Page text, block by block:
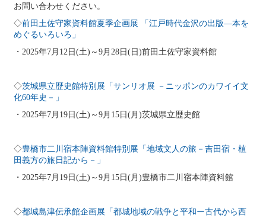
お問い合わせください。
◇前田土佐守家資料館夏季企画展 「江戸時代金沢の出版―本を
めぐるいろいろ」
・2025年7月12日(土)～9月28日(日)前田土佐守家資料館
◇茨城県立歴史館特別展「サンリオ展 －ニッポンのカワイイ文
化60年史－」
・2025年7月19日(土)～9月15日(月)茨城県立歴史館
◇豊橋市二川宿本陣資料館特別展「地域文人の旅－吉田宿・植
田義方の旅日記から－」
・2025年7月19日(土)～9月15日(月)豊橋市二川宿本陣資料館
◇都城島津伝承館企画展「都城地域の戦争と平和ー古代から西